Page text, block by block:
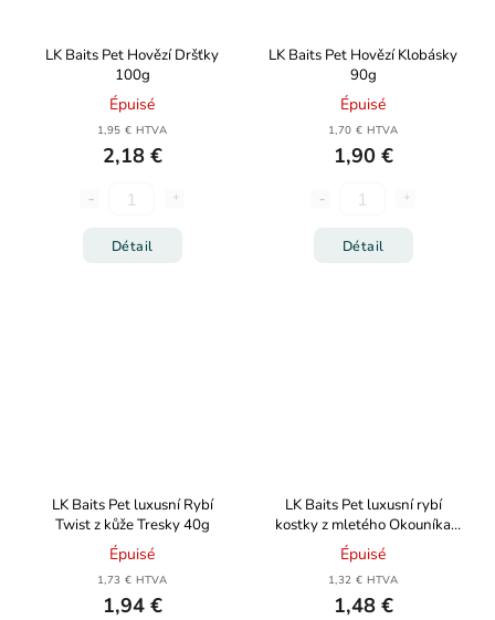
LK Baits Pet Hovězí Dršťky
100g
Épuisé
1,95 € HTVA
2,18 €
Détail
LK Baits Pet Hovězí Klobásky
90g
Épuisé
1,70 € HTVA
1,90 €
Détail
LK Baits Pet luxusní Rybí
Twist z kůže Tresky 40g
Épuisé
1,73 € HTVA
1,94 €
LK Baits Pet luxusní rybí
kostky z mletého Okouníka
40g
Épuisé
1,32 € HTVA
1,48 €